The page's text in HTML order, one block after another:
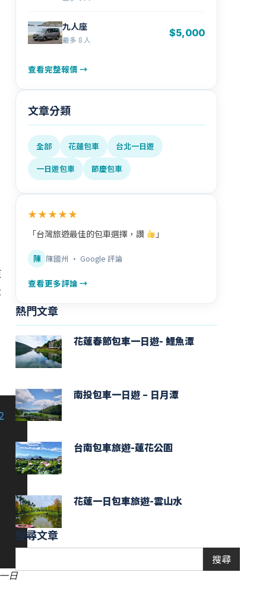
日
九人座
最多 8 人
$5,000
查看完整報價 →
文章分類
全部 花蓮包車
台北一日遊
一日遊包車
節慶包車
★★★★★
「台灣旅遊最佳的包車選擇，讚 」
陳 陳國州 · Google 評論
查看更多評論 →
熱門文章
花蓮春節包車一日遊- 鯉魚潭
南投包車一日遊 – 日月潭
台南包車旅遊-蓮花公園
花蓮一日包車旅遊-雲山水
搜尋文章
搜尋